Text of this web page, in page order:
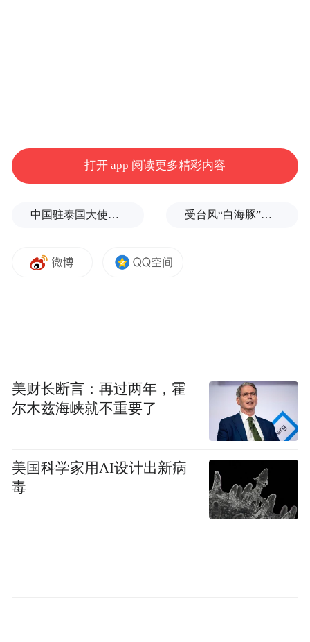
洋经济发展“十四五”规划》，明确海洋数字
信息产业的核心地位和发展路径。
2024年首次提出了建立“4+2+4”海洋产业体
构建现代海洋产业体系 培育打造海洋新质生
运等优势产业。
二、问题分析
青岛在海洋数字信息产业领域已取得显著进
展，产业布局逐渐完善，技术创新成果丰
硕，在全国海洋经济发展格局中占据重要地
打开 app 阅读更多精彩内容
中国驻泰国大使馆发布关于中国公民来泰国参加文体活动的提醒 受台风“白海豚”影响，福建沿海40条航线停航
美财长断言：再过两年，霍
尔木兹海峡就不重要了
美国科学家用AI设计出新病
毒